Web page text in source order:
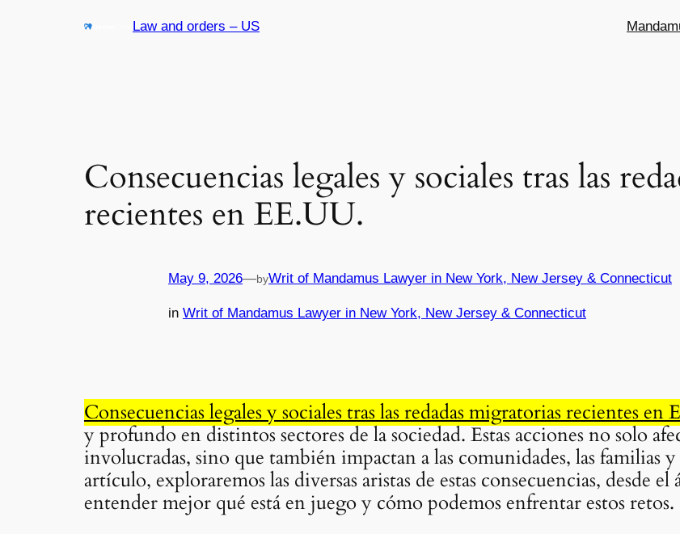
Law and orders – US
Consecuencias legales y sociales tras las
recientes en EE.UU.
May 9, 2026—byWrit of Mandamus Lawyer in New York, New Jersey & Connecticut
in Writ of Mandamus Lawyer in New York, New Jersey & Connecticut
Consecuencias legales y sociales tras las redadas migratorias recientes en
y profundo en distintos sectores de la sociedad. Estas acciones no solo
involucradas, sino que también impactan a las comunidades, las familias
artículo, exploraremos las diversas aristas de estas consecuencias, desde
entender mejor qué está en juego y cómo podemos enfrentar estos retos.